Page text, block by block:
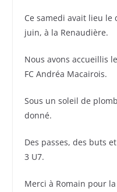
Ce samedi avait lieu
juin, à la Renaudière.
Nous avons accueillis
FC Andréa Macairois.
Sous un soleil de
donné.
Des passes, des buts
3 U7.
Merci à Romain pour